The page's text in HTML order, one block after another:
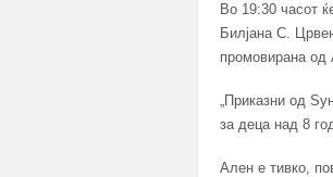
Во 19:30 часот
Билјана С.
промовирана од
„Приказни од
за деца над 8
Ален е тивко,